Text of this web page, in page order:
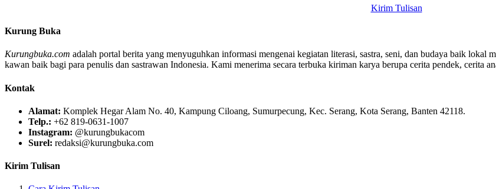
Kirim Tulisan
Kurung Buka
Kurungbuka.com adalah portal berita yang menyuguhkan informasi mengenai kegiatan literasi, sastra, seni, dan budaya baik lokal
kawan baik bagi para penulis dan sastrawan Indonesia. Kami menerima secara terbuka kiriman karya berupa cerita pendek, cerita
Kontak
Alamat: Komplek Hegar Alam No. 40, Kampung Ciloang, Sumurpecung, Kec. Serang, Kota Serang, Banten 42118.
Telp.: +62 819-0631-1007
Instagram: @kurungbukacom
Surel: redaksi@kurungbuka.com
Kirim Tulisan